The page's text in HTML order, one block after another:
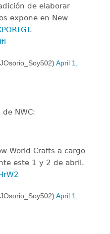
de elaborar
expone en New
.
April 1,
NWC:
World Crafts a cargo
este 1 y 2 de abril.
April 1,